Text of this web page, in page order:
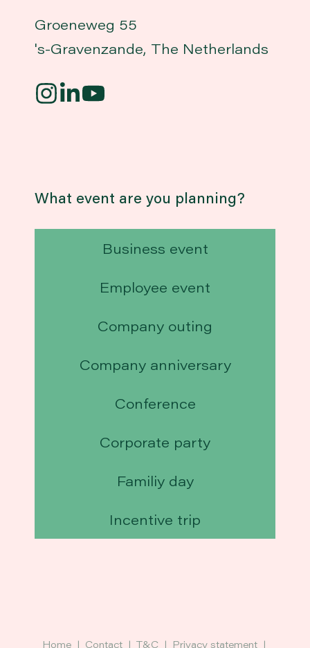
Groeneweg 55
's-Gravenzande, The Netherlands
What event are you planning?
Business event
Employee event
Company outing
Company anniversary
Conference
Corporate party
Familiy day
Incentive trip
Home| Contact| T&C| Privacy statement|